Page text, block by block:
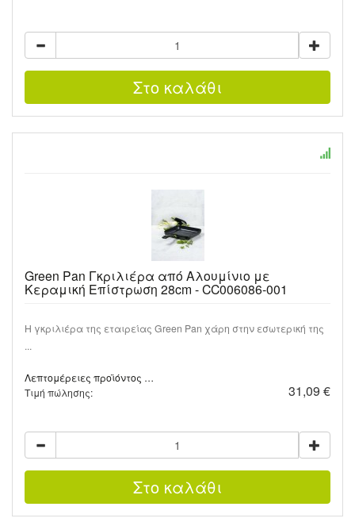
Green Pan Γκριλιέρα από Αλουμίνιο με
Κεραμική Επίστρωση 28cm - CC006086-001
Η γκριλιέρα της εταιρείας Green Pan χάρη στην εσωτερική της
...
Λεπτομέρειες προϊόντος …
Τιμή πώλησης:
31,09 €